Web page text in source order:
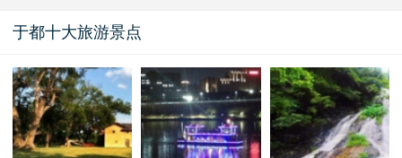
于都十大旅游景点